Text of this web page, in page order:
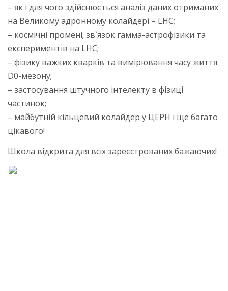
– як і для чого здійснюється аналіз даних отриманих
на Великому адронному колайдері – LHC;
– космічні промені; зв`язок гамма-астрофізики та
експериментів на LHC;
– фізику важких кварків та вимірювання часу життя
D0-мезону;
– застосування штучного інтелекту в фізиці
частинок;
– майбутній кільцевий колайдер у ЦЕРН і ще багато
цікавого!
Школа відкрита для всіх зареєстрованих бажаючих!